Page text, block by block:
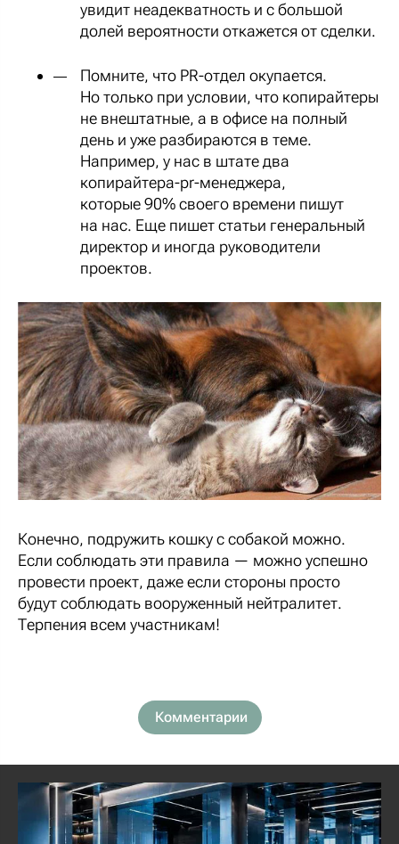
увидит неадекватность и с большой
долей вероятности откажется от сделки.
Помните, что PR-отдел окупается.
Но только при условии, что копирайтеры
не внештатные, а в офисе на полный
день и уже разбираются в теме.
Например, у нас в штате два
копирайтера-pr-менеджера,
которые 90% своего времени пишут
на нас. Еще пишет статьи генеральный
директор и иногда руководители
проектов.
Конечно, подружить кошку с собакой можно.
Если соблюдать эти правила — можно успешно
провести проект, даже если стороны просто
будут соблюдать вооруженный нейтралитет.
Терпения всем участникам!
Комментарии